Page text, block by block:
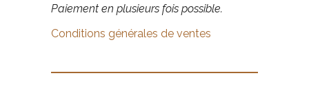
Paiement en plusieurs fois possible.
Conditions générales de ventes